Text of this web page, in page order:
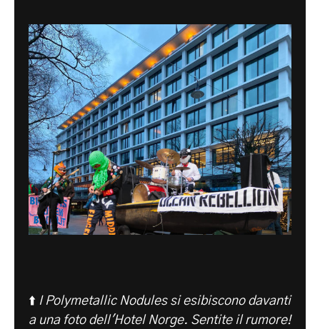
⬆️ I Polymetallic Nodules si esibiscono davanti
a una foto dell'Hotel Norge. Sentite il rumore!